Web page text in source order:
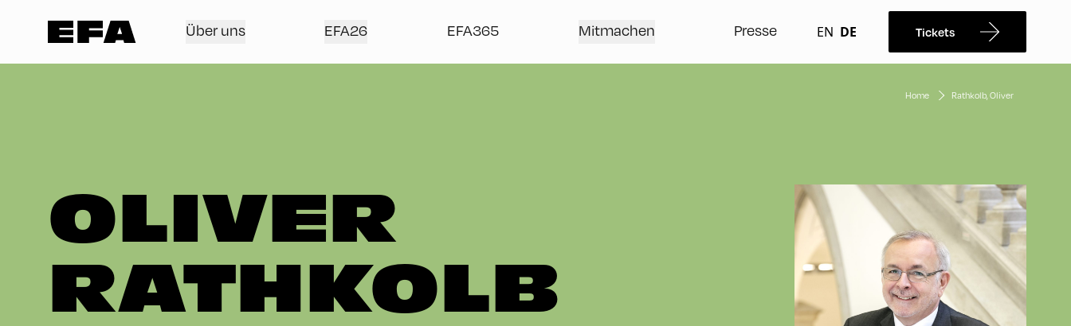
Über uns EFA26 EFA365 Mitmachen Presse EN DE Tickets
Home Rathkolb, Oliver
OLIVER
RATHKOLB